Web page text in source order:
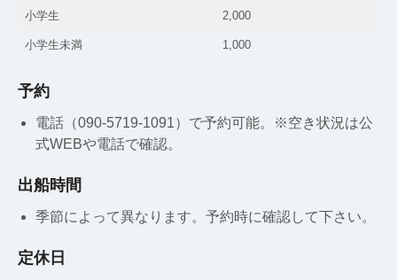
小学生 2,000
小学生未満 1,000
予約
電話（090-5719-1091）で予約可能。※空き状況は公
式WEBや電話で確認。
出船時間
季節によって異なります。予約時に確認して下さい。
定休日